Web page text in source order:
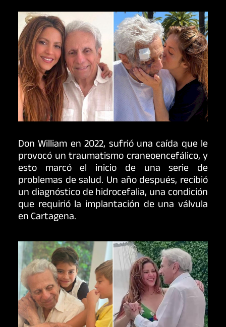
Don William en 2022, sufrió una caída que le
provocó un traumatismo craneoencefálico, y
esto marcó el inicio de una serie de
problemas de salud. Un año después, recibió
un diagnóstico de hidrocefalia, una condición
que requirió la implantación de una válvula
en Cartagena.